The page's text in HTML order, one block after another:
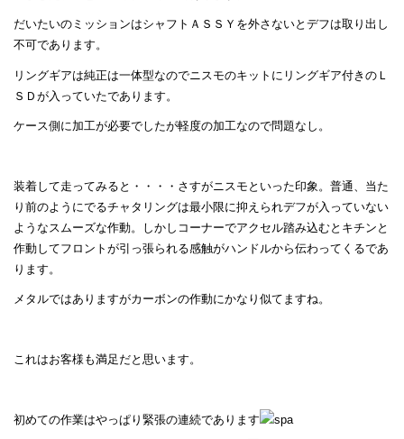
だいたいのミッションはシャフトＡＳＳＹを外さないとデフは取り出し
不可であります。
リングギアは純正は一体型なのでニスモのキットにリングギア付きのＬ
ＳＤが入っていたであります。
ケース側に加工が必要でしたが軽度の加工なので問題なし。
装着して走ってみると・・・・さすがニスモといった印象。普通、当た
り前のようにでるチャタリングは最小限に抑えられデフが入っていない
ようなスムーズな作動。しかしコーナーでアクセル踏み込むとキチンと
作動してフロントが引っ張られる感触がハンドルから伝わってくるであ
ります。
メタルではありますがカーボンの作動にかなり似てますね。
これはお客様も満足だと思います。
初めての作業はやっぱり緊張の連続であります